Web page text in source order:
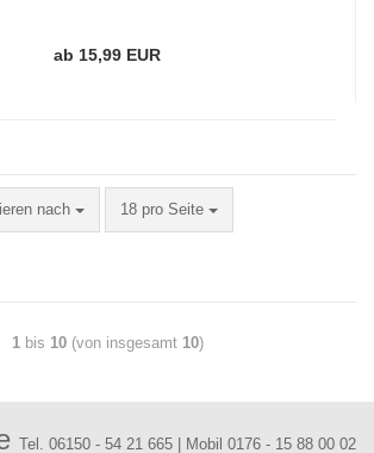
ab 15,99 EUR
nach 18 pro Seite
1bis 10(von insgesamt 10)
Tel. 06150 - 54 21 665 | Mobil 0176 - 15 88 00 02